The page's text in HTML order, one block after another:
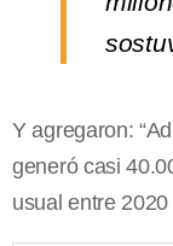
Y agregaron:
generó casi
usual entre 2020